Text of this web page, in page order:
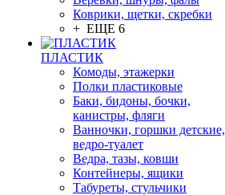
Коврики, щетки, скребки
+ ЕЩЕ 6
ПЛАСТИК
Комоды, этажерки
Полки пластиковые
Баки, бидоны, бочки,
канистры, фляги
Ванночки, горшки детские,
ведро-туалет
Ведра, тазы, ковши
Контейнеры, ящики
Табуреты, стульчики